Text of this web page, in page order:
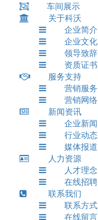
车间展示
关于科沃
企业简介
企业文化
领导致辞
资质证书
服务支持
营销服务
营销网络
新闻资讯
企业新闻
行业动态
媒体报道
人力资源
人才理念
在线招聘
联系我们
联系方式
在线留言